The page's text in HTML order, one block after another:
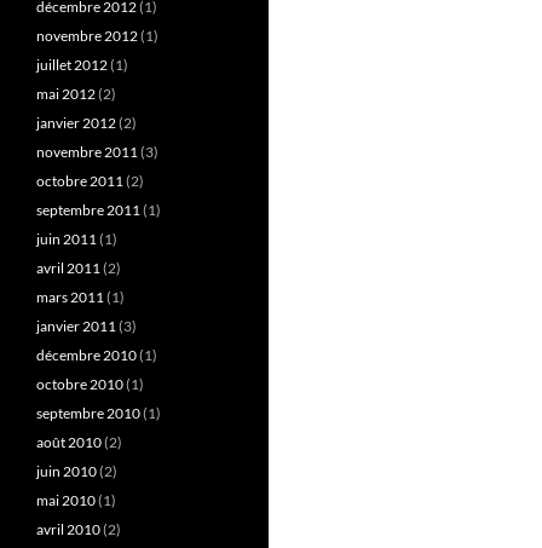
décembre 2012(1)
novembre 2012(1)
juillet 2012(1)
mai 2012(2)
janvier 2012(2)
novembre 2011(3)
octobre 2011(2)
septembre 2011(1)
juin 2011(1)
avril 2011(2)
mars 2011(1)
janvier 2011(3)
décembre 2010(1)
octobre 2010(1)
septembre 2010(1)
août 2010(2)
juin 2010(2)
mai 2010(1)
avril 2010(2)